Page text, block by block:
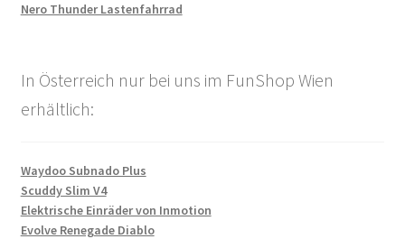
Nero Thunder Lastenfahrrad
In Österreich nur bei uns im FunShop Wien
erhältlich:
Waydoo Subnado Plus
Scuddy Slim V4
Elektrische Einräder von Inmotion
Evolve Renegade Diablo